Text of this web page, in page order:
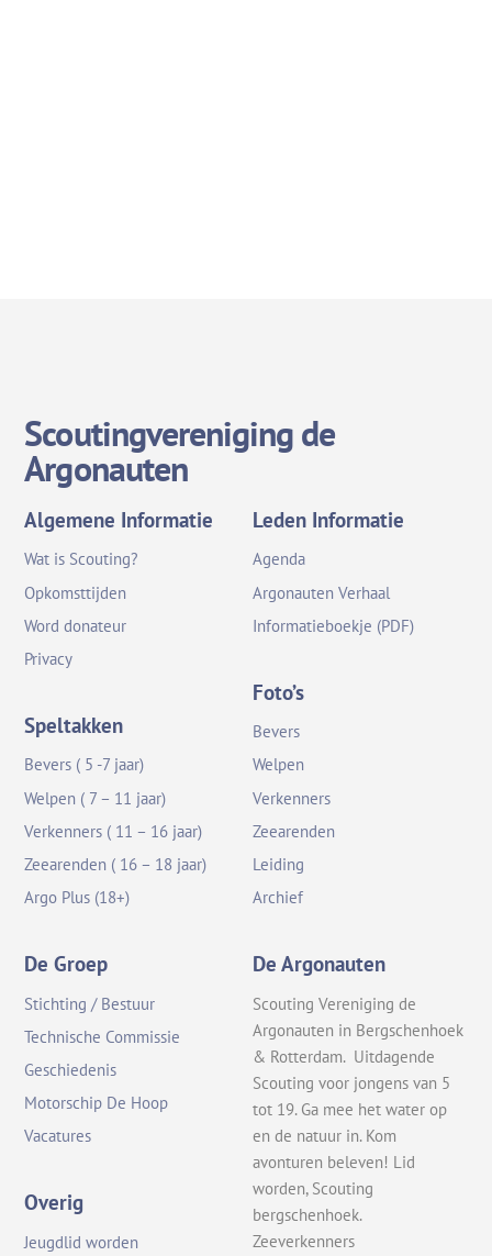
Scoutingvereniging de
Argonauten
Algemene Informatie
Wat is Scouting?
Opkomsttijden
Word donateur
Privacy
Speltakken
Bevers ( 5 -7 jaar)
Welpen ( 7 – 11 jaar)
Verkenners ( 11 – 16 jaar)
Zeearenden ( 16 – 18 jaar)
Argo Plus (18+)
Leden Informatie
Agenda
Argonauten Verhaal
Informatieboekje (PDF)
Foto’s
Bevers
Welpen
Verkenners
Zeearenden
Leiding
Archief
De Groep
Stichting / Bestuur
Technische Commissie
Geschiedenis
Motorschip De Hoop
Vacatures
Overig
Jeugdlid worden
De Argonauten
Scouting Vereniging de
Argonauten in Bergschenhoek
& Rotterdam. Uitdagende
Scouting voor jongens van 5
tot 19. Ga mee het water op
en de natuur in. Kom
avonturen beleven! Lid
worden, Scouting
bergschenhoek.
Zeeverkenners